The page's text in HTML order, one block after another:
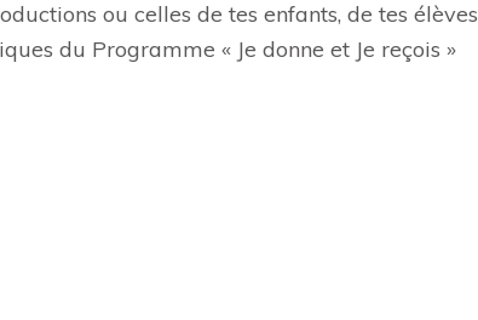
ou celles de tes enfants, de tes élèves
du Programme « Je donne et Je reçois »